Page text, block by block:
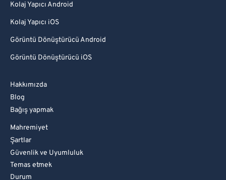
Kolaj Yapıcı Android
Kolaj Yapıcı iOS
Görüntü Dönüştürücü Android
Görüntü Dönüştürücü iOS
Hakkımızda
Blog
Bağış yapmak
Mahremiyet
Şartlar
Güvenlik ve Uyumluluk
Temas etmek
Durum